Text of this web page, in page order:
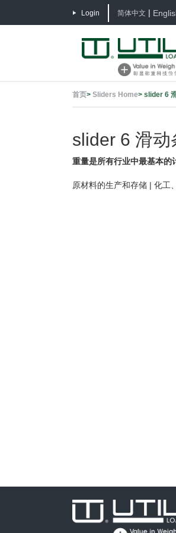
Login 简体中文 |
首页> Sliders Home> slider 6
slider 6 滑动
重量是所有行业中最基本的
原材料的生产和存储 | 化